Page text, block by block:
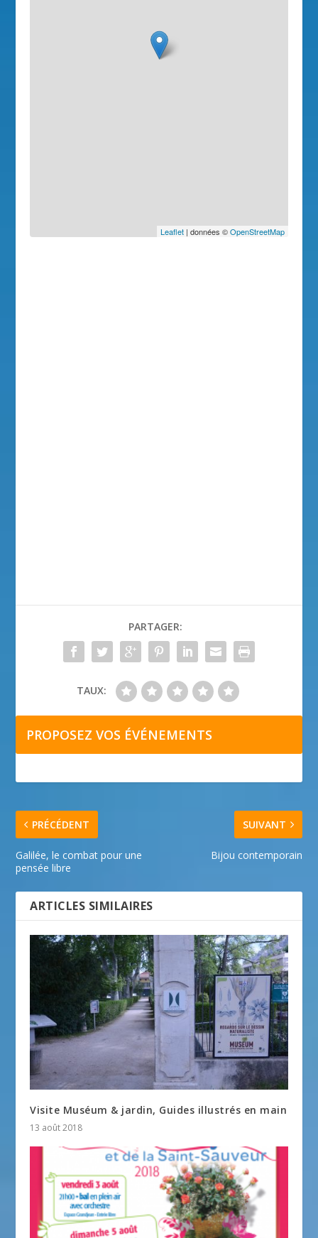
Leaflet| données ©OpenStreetMap
PARTAGER:
TAUX:
PROPOSEZ VOS ÉVÉNEMENTS
PRÉCÉDENT
Galilée, le combat pour une
pensée libre
SUIVANT
Bijou contemporain
ARTICLES SIMILAIRES
Visite Muséum & jardin, Guides illustrés en main
13 août 2018